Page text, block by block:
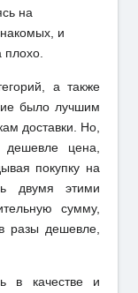
на
и
а также
было лучшим
доставки. Но,
цена,
покупку на
двумя этими
сумму,
разы дешевле,
в качестве и